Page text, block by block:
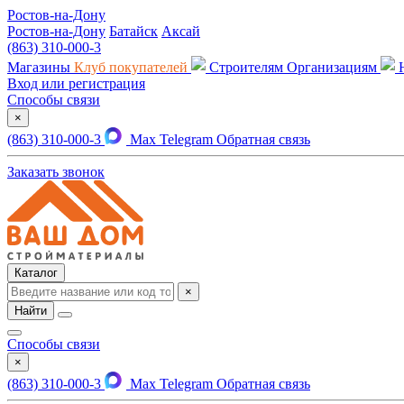
Ростов-на-Дону
Ростов-на-Дону Батайск Аксай
(863) 310-000-3
Магазины Клуб покупателей Строителям Организациям
Вход или регистрация
Способы связи
×
(863) 310-000-3 Max Telegram Обратная связь
Заказать звонок
Каталог
×
Найти
Способы связи
×
(863) 310-000-3 Max Telegram Обратная связь